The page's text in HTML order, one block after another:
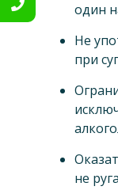
один
Не
при
не